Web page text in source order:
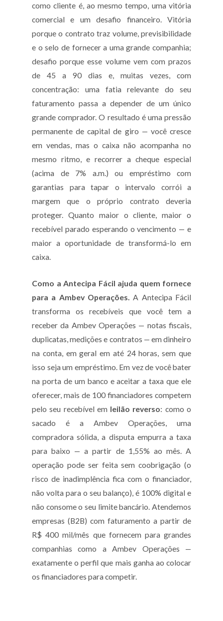
como cliente é, ao mesmo tempo, uma vitória
comercial e um desafio financeiro. Vitória
porque o contrato traz volume, previsibilidade
e o selo de fornecer a uma grande companhia;
desafio porque esse volume vem com prazos
de 45 a 90 dias e, muitas vezes, com
concentração: uma fatia relevante do seu
faturamento passa a depender de um único
grande comprador. O resultado é uma pressão
permanente de capital de giro — você cresce
em vendas, mas o caixa não acompanha no
mesmo ritmo, e recorrer a cheque especial
(acima de 7% a.m.) ou empréstimo com
garantias para tapar o intervalo corrói a
margem que o próprio contrato deveria
proteger. Quanto maior o cliente, maior o
recebível parado esperando o vencimento — e
maior a oportunidade de transformá-lo em
caixa.
Como a Antecipa Fácil ajuda quem fornece
para a Ambev Operações. A Antecipa Fácil
transforma os recebíveis que você tem a
receber da Ambev Operações — notas fiscais,
duplicatas, medições e contratos — em dinheiro
na conta, em geral em até 24 horas, sem que
isso seja um empréstimo. Em vez de você bater
na porta de um banco e aceitar a taxa que ele
oferecer, mais de 100 financiadores competem
pelo seu recebível em leilão reverso: como o
sacado é a Ambev Operações, uma
compradora sólida, a disputa empurra a taxa
para baixo — a partir de 1,55% ao mês. A
operação pode ser feita sem coobrigação (o
risco de inadimplência fica com o financiador,
não volta para o seu balanço), é 100% digital e
não consome o seu limite bancário. Atendemos
empresas (B2B) com faturamento a partir de
R$ 400 mil/mês que fornecem para grandes
companhias como a Ambev Operações —
exatamente o perfil que mais ganha ao colocar
os financiadores para competir.